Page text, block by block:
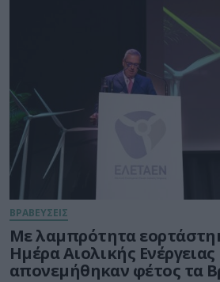
ΒΡΑΒΕΥΣΕΙΣ
Με λαμπρότητα
Ημέρα Αιολικής Ενέργειας
απονεμήθηκαν φέτος τα